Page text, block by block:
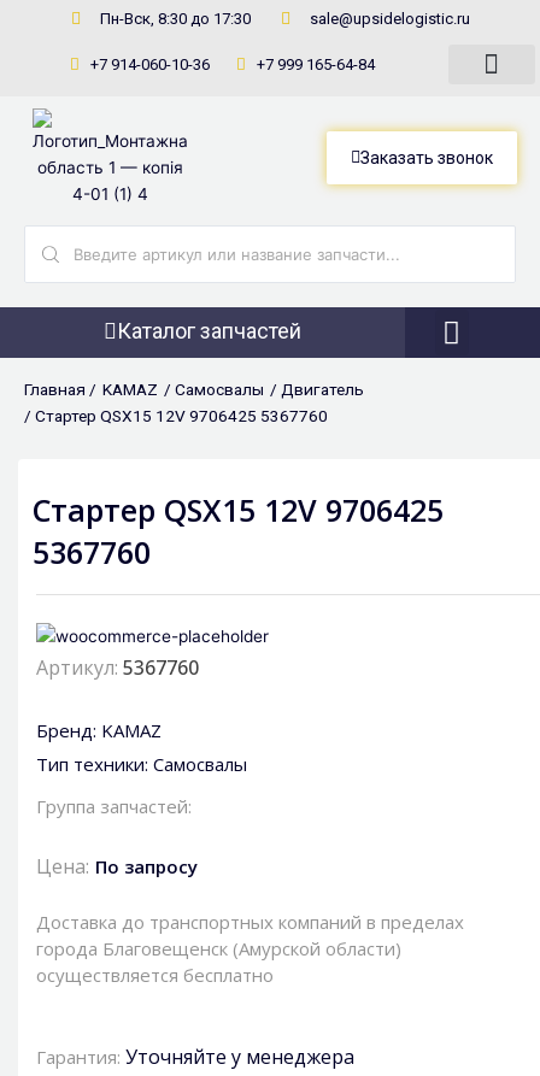
содержимому
Пн-Вск, 8:30 до 17:30 sale@upsidelogistic.ru
+7 914-060-10-36 +7 999 165-64-84
Заказать звонок
Каталог запчастей
Главная / KAMAZ / Самосвалы / Двигатель
/ Стартер QSX15 12V 9706425 5367760
Стартер QSX15 12V 9706425
5367760
Артикул: 5367760
Бренд: KAMAZ
Тип техники: Самосвалы
Группа запчастей:
Цена: По запросу
Доставка до транспортных компаний в пределах
города Благовещенск (Амурской области)
осуществляется бесплатно
Гарантия: Уточняйте у менеджера